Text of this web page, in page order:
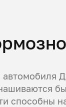
автомобиля
способны